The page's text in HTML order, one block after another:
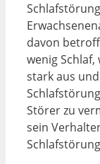
davon
wenig
stark aus
Störer zu
sein